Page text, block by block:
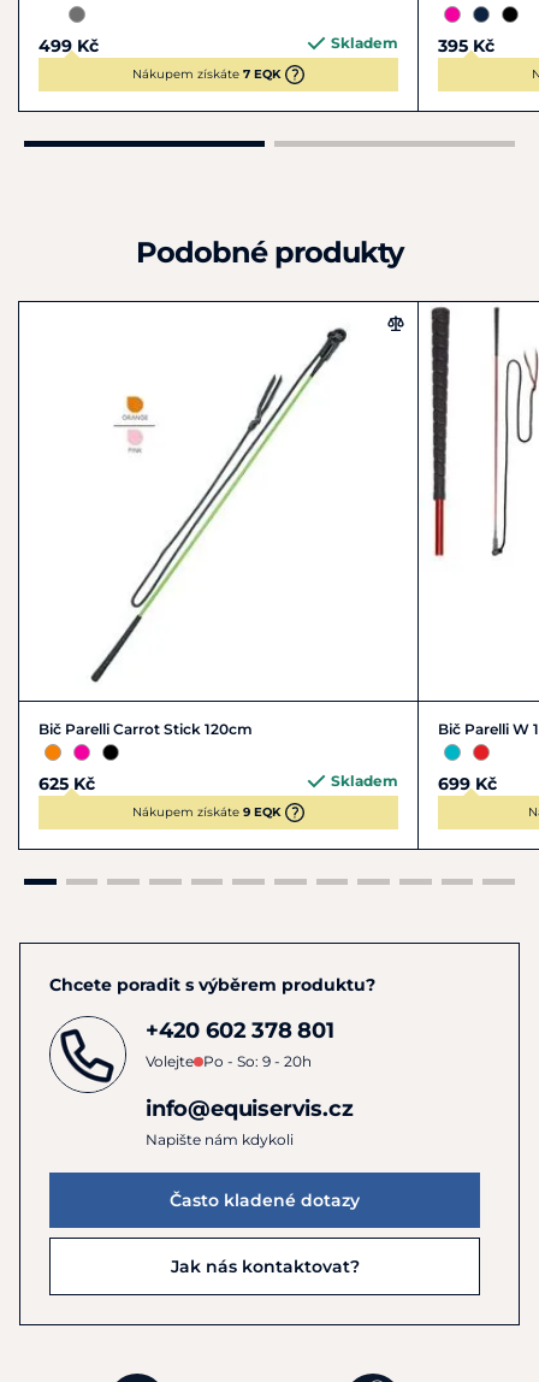
499 Kč Skladem
Nákupem získáte 7 EQK
395 Kč
Podobné produkty
Bič Parelli Carrot Stick 120cm
625 Kč Skladem
Nákupem získáte 9 EQK
Bič Parelli W
699 Kč
Chcete poradit s výběrem produktu?
+420 602 378 801
Volejte Po - So: 9 - 20h
info@equiservis.cz
Napište nám kdykoli
Často kladené dotazy
Jak nás kontaktovat?